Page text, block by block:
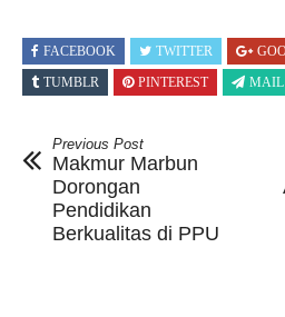
FACEBOOK TWITTER
TUMBLR
PINTEREST MAIL
Previous Post
Makmur Marbun
Dorongan
Pendidikan
Berkualitas di PPU